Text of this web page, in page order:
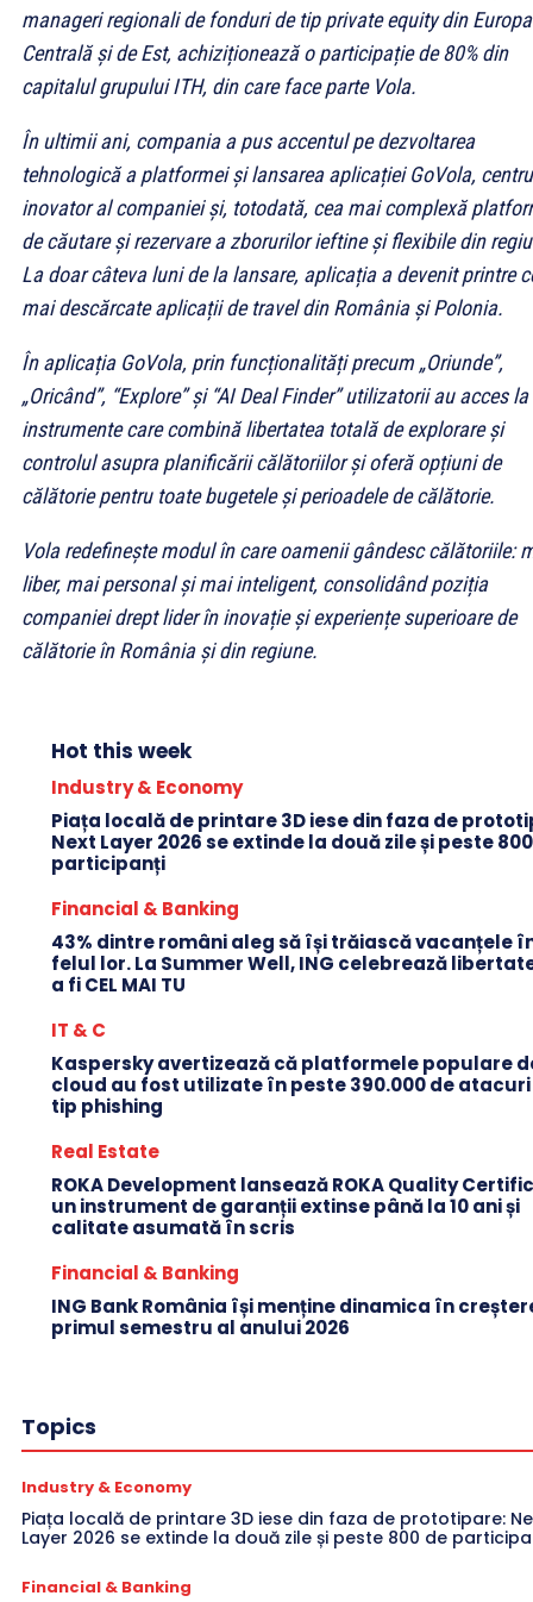
manageri regionali de fonduri de tip private equity din Europa
Centrală și de Est, achiziționează o participație de 80% din
capitalul grupului ITH, din care face parte Vola.
În ultimii ani, compania a pus accentul pe dezvoltarea
tehnologică a platformei și lansarea aplicației GoVola,
inovator al companiei și, totodată, cea mai complexă
de căutare și rezervare a zborurilor ieftine și flexibile din
La doar câteva luni de la lansare, aplicația a devenit printre
mai descărcate aplicații de travel din România și Polonia.
În aplicația GoVola, prin funcționalități precum „Oriunde”,
„Oricând”, “Explore” și “AI Deal Finder” utilizatorii au acces la
instrumente care combină libertatea totală de explorare și
controlul asupra planificării călătoriilor și oferă opțiuni de
călătorie pentru toate bugetele și perioadele de călătorie.
Vola redefinește modul în care oamenii gândesc călătoriile:
liber, mai personal și mai inteligent, consolidând poziția
companiei drept lider în inovație și experiențe superioare de
călătorie în România și din regiune.
Hot this week
Industry & Economy
Piața locală de printare 3D iese din faza de
Next Layer 2026 se extinde la două zile și peste
participanți
Financial & Banking
43% dintre români aleg să își trăiască vacanțele
felul lor. La Summer Well, ING celebrează
a fi CEL MAI TU
IT & C
Kaspersky avertizează că platformele populare
cloud au fost utilizate în peste 390.000 de
tip phishing
Real Estate
ROKA Development lansează ROKA Quality
un instrument de garanții extinse până la 10 ani și
calitate asumată în scris
Financial & Banking
ING Bank România își menține dinamica în
primul semestru al anului 2026
Topics
Industry & Economy
Piața locală de printare 3D iese din faza de prototipare:
Layer 2026 se extinde la două zile și peste 800 de
Financial & Banking